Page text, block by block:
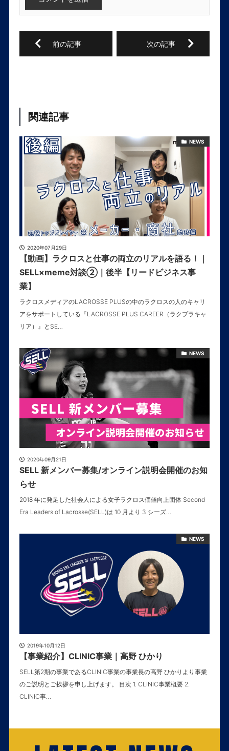
関連記事
NEWS
2020年07月29日
【動画】ラクロスと仕事の両立のリアルを語る！｜
SELL×meme対談②｜後半【リードビジネス事
業】
ラクロスメディアのLACROSSE PLUSの中のラクロスの人のキャリ
アをサポートしている『LACROSSE PLUS CAREER（ラクプラキャ
リア）』とSE…
NEWS
2020年09月21日
SELL 新メンバー募集/オンライン説明会開催のお知
らせ
2018 年に発足した社会人による女子ラクロス価値向上団体 Second
Era Leaders of Lacrosse(SELL)は 10 月より 3 シーズ…
NEWS
2019年10月12日
【事業紹介】CLINIC事業｜高野 ひかり
SELL第2期の事業であるCLINIC事業の事業長の高野 ひかりより事業
のご説明とご挨拶を申し上げます。 目次 1. CLINIC事業概要 2.
CLINIC事…